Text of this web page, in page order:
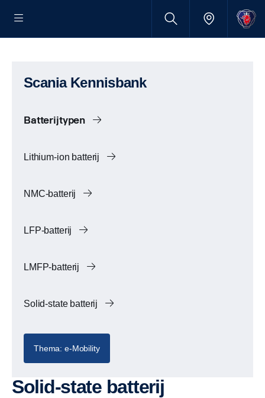
Scania Kennisbank
Batterijtypen
Lithium-ion batterij
NMC-batterij
LFP-batterij
LMFP-batterij
Solid-state batterij
Thema: e-Mobility
Solid-state batterij